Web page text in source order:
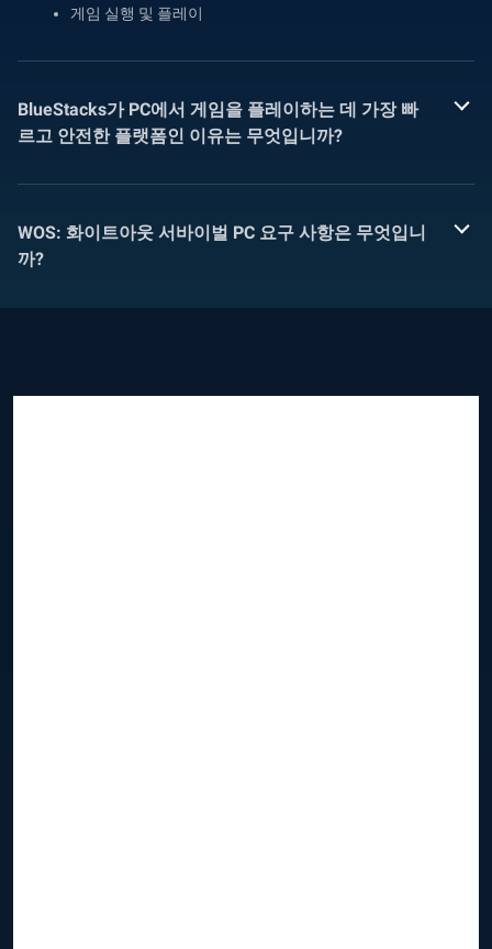
게임 실행 및 플레이
BlueStacks가 PC에서 게임을 플레이하는 데 가장 빠
르고 안전한 플랫폼인 이유는 무엇입니까?
WOS: 화이트아웃 서바이벌 PC 요구 사항은 무엇입니
까?